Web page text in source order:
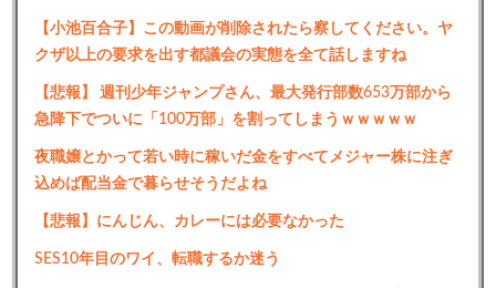
【小池百合子】この動画が削除されたら察してください。ヤ
クザ以上の要求を出す都議会の実態を全て話しますね
【悲報】 週刊少年ジャンプさん、最大発行部数653万部から
急降下でついに「100万部」を割ってしまうｗｗｗｗｗ
夜職嬢とかって若い時に稼いだ金をすべてメジャー株に注ぎ
込めば配当金で暮らせそうだよね
【悲報】にんじん、カレーには必要なかった
SES10年目のワイ、転職するか迷う